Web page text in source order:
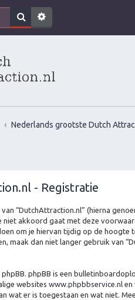
Nederlands grootste Dutch
- Registratie
“DutchAttraction.nl” (hierna
niet akkoord gaat met deze
om je hiervan tijdig op de
maak dan niet langer gebruik van
phpBB is een
websites www.phpbbservice.nl en
wat er is toegestaan en wat niet.